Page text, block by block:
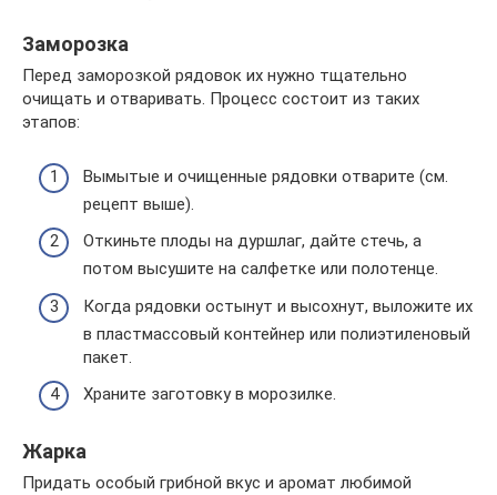
Заморозка
Перед заморозкой рядовок их нужно тщательно
очищать и отваривать. Процесс состоит из таких
этапов:
Вымытые и очищенные рядовки отварите (см.
рецепт выше).
Откиньте плоды на дуршлаг, дайте стечь, а
потом высушите на салфетке или полотенце.
Когда рядовки остынут и высохнут, выложите их
в пластмассовый контейнер или полиэтиленовый
пакет.
Храните заготовку в морозилке.
Жарка
Придать особый грибной вкус и аромат любимой